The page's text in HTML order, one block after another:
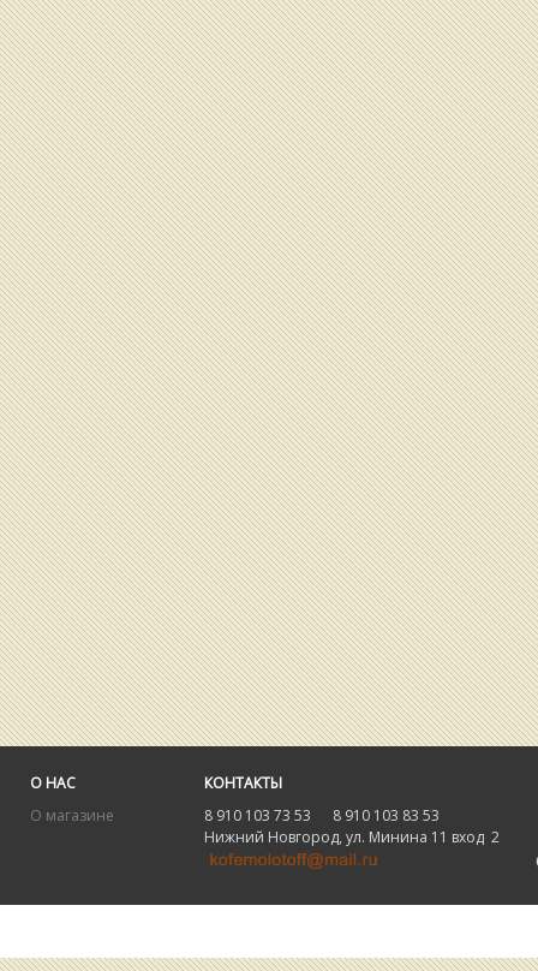
О НАС
О магазине
КОНТАКТЫ
8 910 103 73 53 8 910 103 83 53
Нижний Новгород, ул. Минина 11 вход 2